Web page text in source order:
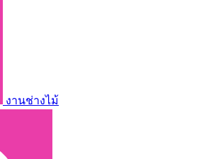
งานช่างไม้